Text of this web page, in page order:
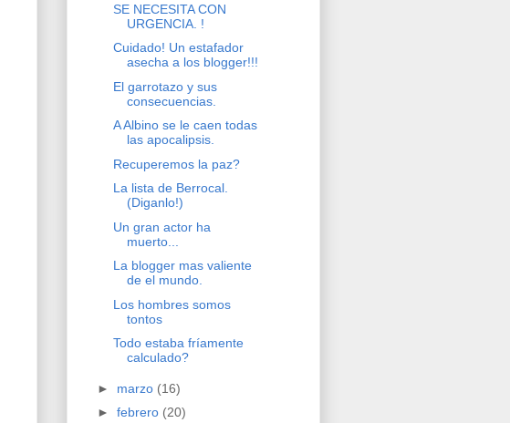
SE NECESITA CON
URGENCIA. !
Cuidado! Un estafador
asecha a los blogger!!!
El garrotazo y sus
consecuencias.
A Albino se le caen todas
las apocalipsis.
Recuperemos la paz?
La lista de Berrocal.
(Diganlo!)
Un gran actor ha
muerto...
La blogger mas valiente
de el mundo.
Los hombres somos
tontos
Todo estaba fríamente
calculado?
► marzo (16)
► febrero (20)